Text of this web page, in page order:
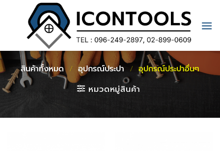
สินค้าทั้งหมด / อุปกรณ์ประปา / อุปกรณ์ประปาอื่นๆ
หมวดหมู่สินค้า